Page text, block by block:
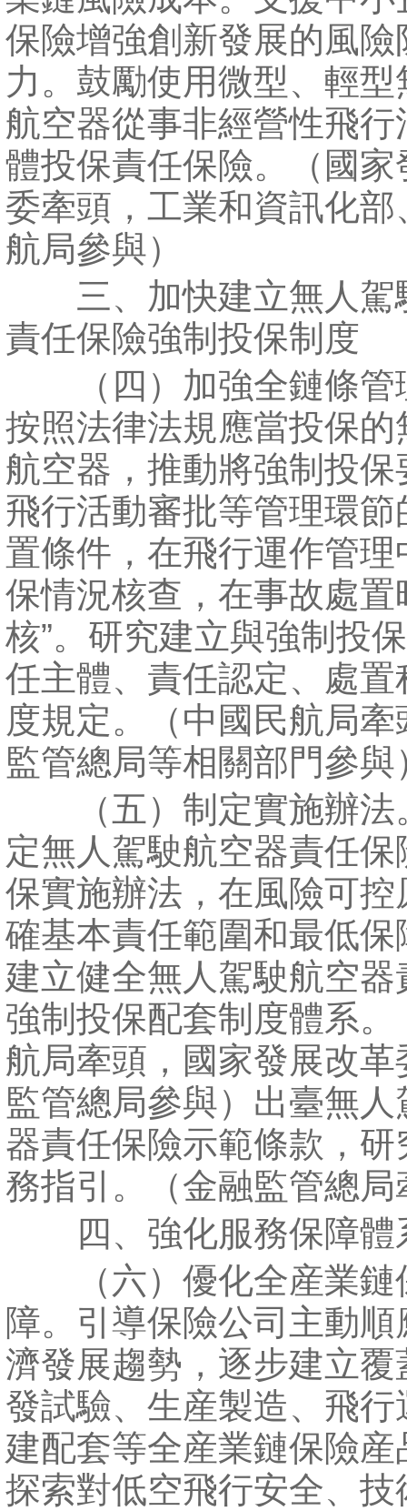
保險增強創新發展的風險
力。鼓勵使用微型、輕型
航空器從事非經營性飛行
體投保責任保險。（國家
委牽頭，工業和資訊化部
航局參與）
三、加快建立無人駕
責任保險強制投保制度
（四）加強全鏈條管
按照法律法規應當投保的
航空器，推動將強制投保
飛行活動審批等管理環節
置條件，在飛行運作管理
保情況核查，在事故處置
核”。研究建立與強制投
任主體、責任認定、處置
度規定。（中國民航局牽
監管總局等相關部門參與
（五）制定實施辦法
定無人駕駛航空器責任保
保實施辦法，在風險可控
確基本責任範圍和最低保
建立健全無人駕駛航空器
強制投保配套制度體系。
航局牽頭，國家發展改革
監管總局參與）出臺無人
器責任保險示範條款，研
務指引。（金融監管總局
四、強化服務保障體
（六）優化全産業鏈
障。引導保險公司主動順
濟發展趨勢，逐步建立覆
發試驗、生産製造、飛行
建配套等全産業鏈保險産
探索對低空飛行安全、技